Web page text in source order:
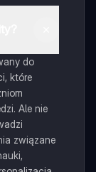
do
które
Ale nie
związane